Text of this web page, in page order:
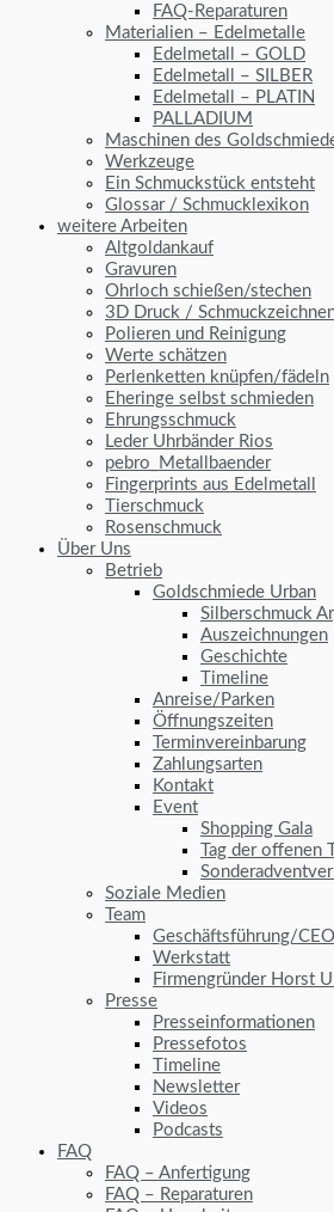
FAQ-Reparaturen
Materialien – Edelmetalle
Edelmetall – GOLD
Edelmetall – SILBER
Edelmetall – PLATIN
PALLADIUM
Maschinen des
Werkzeuge
Ein Schmuckstück entsteht
Glossar / Schmucklexikon
weitere Arbeiten
Altgoldankauf
Gravuren
Ohrloch schießen/stechen
3D Druck /
Polieren und Reinigung
Werte schätzen
Perlenketten knüpfen/fädeln
Eheringe selbst schmieden
Ehrungsschmuck
Leder Uhrbänder Rios
pebro_Metallbaender
Fingerprints aus Edelmetall
Tierschmuck
Rosenschmuck
Über Uns
Betrieb
Goldschmiede Urban
Silberschmuck
Auszeichnungen
Geschichte
Timeline
Anreise/Parken
Öffnungszeiten
Terminvereinbarung
Zahlungsarten
Kontakt
Event
Shopping Gala
Tag der offenen
Soziale Medien
Team
Geschäftsführung/CEO
Werkstatt
Firmengründer Horst
Presse
Presseinformationen
Pressefotos
Timeline
Newsletter
Videos
Podcasts
FAQ
FAQ – Anfertigung
FAQ – Reparaturen